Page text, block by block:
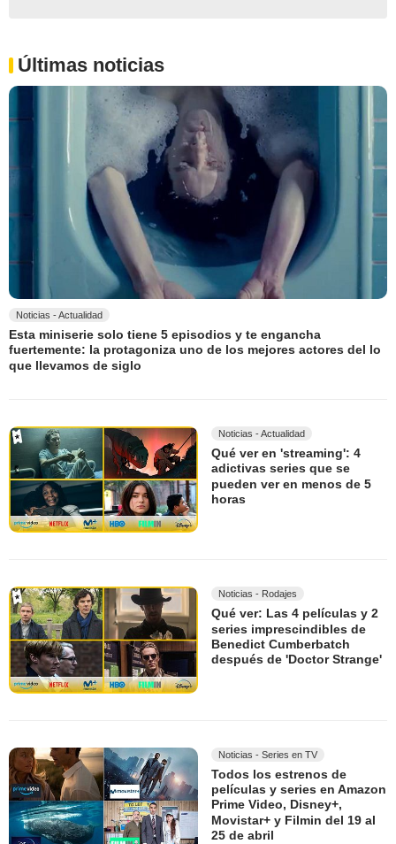
Últimas noticias
Noticias - Actualidad
Esta miniserie solo tiene 5 episodios y te engancha
fuertemente: la protagoniza uno de los mejores actores del lo
que llevamos de siglo
Noticias - Actualidad
Qué ver en 'streaming': 4
adictivas series que se
pueden ver en menos de 5
horas
Noticias - Rodajes
Qué ver: Las 4 películas y 2
series imprescindibles de
Benedict Cumberbatch
después de 'Doctor Strange'
Noticias - Series en TV
Todos los estrenos de
películas y series en Amazon
Prime Video, Disney+,
Movistar+ y Filmin del 19 al
25 de abril